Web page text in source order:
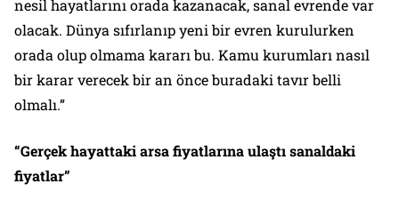
nesil hayatlarını orada kazanacak, sanal evrende var
olacak. Dünya sıfırlanıp yeni bir evren kurulurken
orada olup olmama kararı bu. Kamu kurumları nasıl
bir karar verecek bir an önce buradaki tavır belli
olmalı.”
“Gerçek hayattaki arsa fiyatlarına ulaştı sanaldaki
fiyatlar”